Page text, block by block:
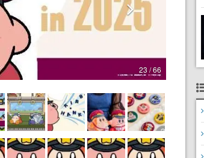
23 / 66